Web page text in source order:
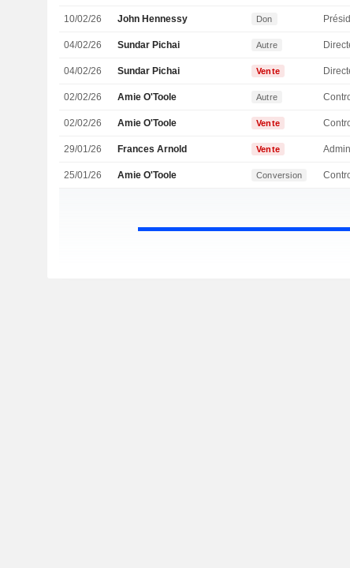
10/02/26 John Hennessy Don
04/02/26 Sundar Pichai Autre
04/02/26 Sundar Pichai Vente
02/02/26 Amie O'Toole Autre
02/02/26 Amie O'Toole Vente
29/01/26 Frances Arnold Vente
25/01/26 Amie O'Toole Conversion